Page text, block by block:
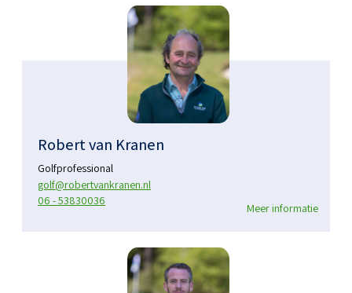
Robert van Kranen
Golfprofessional
golf@robertvankranen.nl
06 - 53830036
Meer informatie